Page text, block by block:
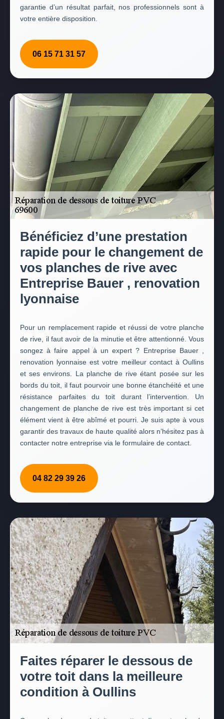
garantie d’un résultat parfait, nos professionnels sont à
votre entière disposition.
06 15 71 31 57
Bénéficiez d’une prestation
rapide pour le changement de
vos planches de rive avec
Entreprise Bauer , renovation
lyonnaise
Pour un remplacement rapide et réussi de votre planche
de rive, il faut avoir de la minutie et être attentionné. Vous
songez à faire appel à un expert ? Entreprise Bauer ,
renovation lyonnaise est votre meilleur contact à Oullins
et ses environs. La planche de rive étant posée sur les
bords du toit, il faut pourvoir une bonne étanchéité et une
résistance parfaites du toit durant l’intervention. Un
changement de planche de rive est très important si cet
élément vient à être abîmé et pourri. Je suis apte à vous
garantir des travaux de haute qualité alors n’hésitez pas à
contacter notre entreprise via le formulaire de contact.
04 82 29 39 26
Faites réparer le dessous de
votre toit dans la meilleure
condition à Oullins